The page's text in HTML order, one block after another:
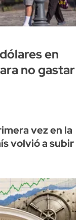
en
no gastar
vez en la
volvió a subir